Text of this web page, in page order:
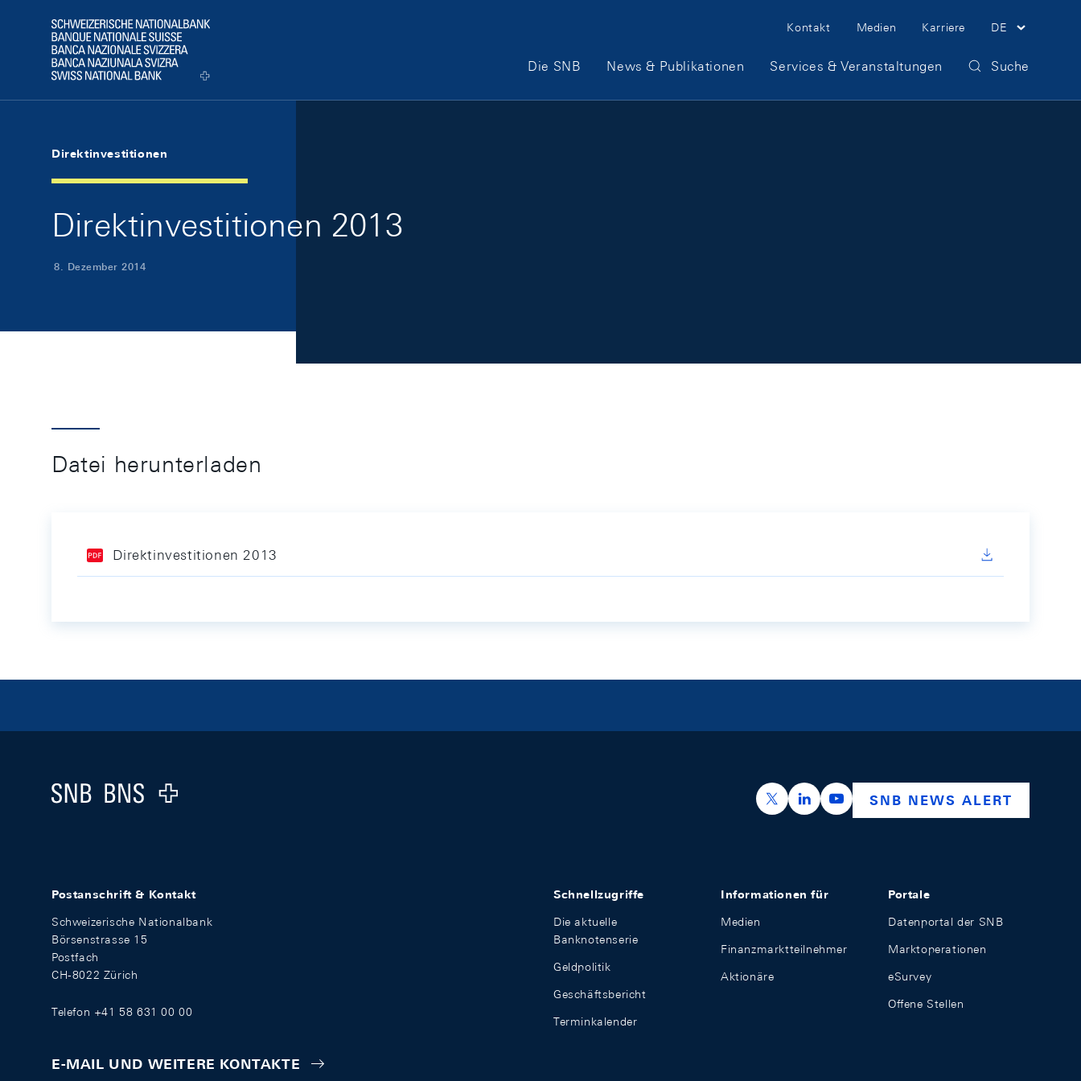
Logo
Meta Navigation
Kontakt Medien Karriere DE
Hauptnavigation
Die SNB News & Publikationen Services & Veranstaltungen Suche
Direktinvestitionen
Direktinvestitionen 2013
8. Dezember 2014
Datei herunterladen
Direktinvestitionen 2013
Logo
https://x.com/snb_bns
https://ch.linkedin.com/company/swiss-
https://www.youtube.com/
SNB NEWS ALERT
Postanschrift & Kontakt
Schweizerische Nationalbank
Börsenstrasse 15
Postfach
CH-8022 Zürich
Telefon +41 58 631 00 00
E-MAIL UND WEITERE KONTAKTE
Schnellzugriffe
Die aktuelle
Banknotenserie
Geldpolitik
Geschäftsbericht
Terminkalender
Informationen für
Medien
Finanzmarktteilnehmer
Aktionäre
Portale
Datenportal der SNB
Marktoperationen
eSurvey
Offene Stellen